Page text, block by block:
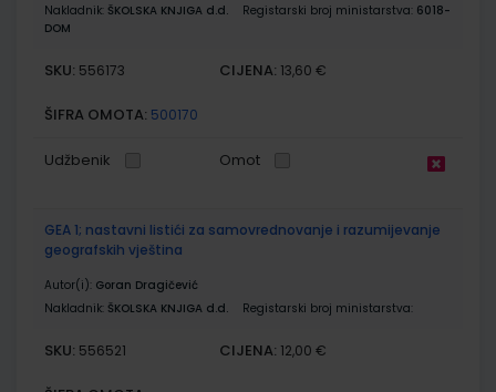
Nakladnik: ŠKOLSKA KNJIGA d.d. Registarski broj ministarstva: 6018-
DOM
SKU: 556173 CIJENA: 13,60 €
ŠIFRA OMOTA: 500170
Udžbenik Omot
GEA 1; nastavni listići za samovrednovanje i razumijevanje
geografskih vještina
Autor(i): Goran Dragičević
Nakladnik: ŠKOLSKA KNJIGA d.d. Registarski broj ministarstva:
SKU: 556521 CIJENA: 12,00 €